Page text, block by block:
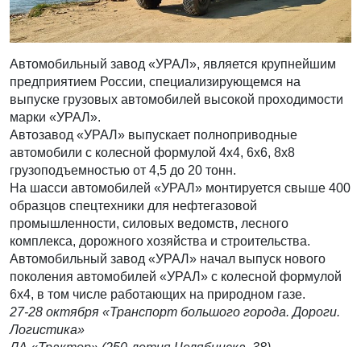
Автомобильный завод «УРАЛ», является крупнейшим
предприятием России, специализирующемся на
выпуске грузовых автомобилей высокой проходимости
марки «УРАЛ».
Автозавод «УРАЛ» выпускает полноприводные
автомобили с колесной формулой 4х4, 6х6, 8х8
грузоподъемностью от 4,5 до 20 тонн.
На шасси автомобилей «УРАЛ» монтируется свыше 400
образцов спецтехники для нефтегазовой
промышленности, силовых ведомств, лесного
комплекса, дорожного хозяйства и строительства.
Автомобильный завод «УРАЛ» начал выпуск нового
поколения автомобилей «УРАЛ» с колесной формулой
6х4, в том числе работающих на природном газе.
27-28 октября «Транспорт большого города. Дороги.
Логистика»